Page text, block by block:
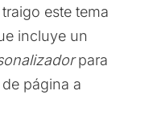
este tema
incluye un
para
página a